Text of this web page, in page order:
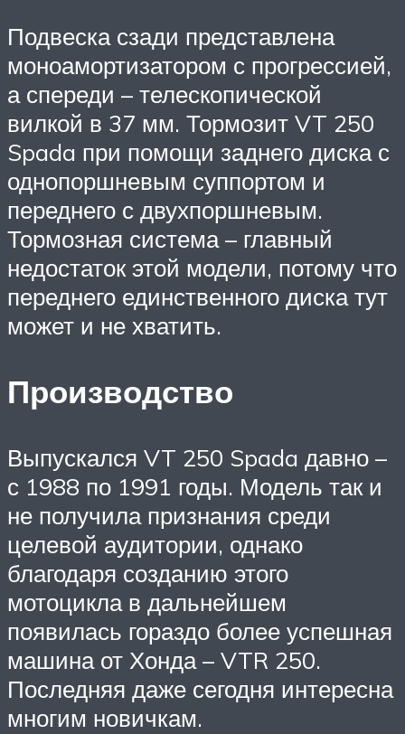
Подвеска сзади представлена
моноамортизатором с прогрессией,
а спереди – телескопической
вилкой в 37 мм. Тормозит VT 250
Spada при помощи заднего диска с
однопоршневым суппортом и
переднего с двухпоршневым.
Тормозная система – главный
недостаток этой модели, потому что
переднего единственного диска тут
может и не хватить.
Производство
Выпускался VT 250 Spada давно –
с 1988 по 1991 годы. Модель так и
не получила признания среди
целевой аудитории, однако
благодаря созданию этого
мотоцикла в дальнейшем
появилась гораздо более успешная
машина от Хонда – VTR 250.
Последняя даже сегодня интересна
многим новичкам.